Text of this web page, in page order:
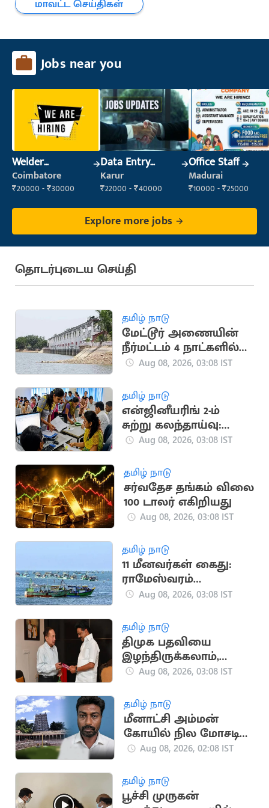
மாவட்ட செய்திகள்
Jobs near you
Welder
(Fabrication)
Coimbatore
₹20000 - ₹30000
Data Entry
Operator
Karur
₹22000 - ₹40000
Office Staff
Madurai
₹10000 - ₹25000
Explore more jobs
தொடர்புடைய செய்தி
தமிழ் நாடு
மேட்டூர் அணையின்
நீர்மட்டம் 4 நாட்களில்
4½ அடி உயர்வு
Aug 08, 2026, 03:08 IST
தமிழ் நாடு
என்ஜினீயரிங் 2-ம்
சுற்று கலந்தாய்வு:
79,403 மாணவர்களுக்கு
Aug 08, 2026, 03:08 IST
தமிழ் நாடு
சர்வதேச தங்கம் விலை
100 டாலர் எகிறியது
Aug 08, 2026, 03:08 IST
தமிழ் நாடு
11 மீனவர்கள் கைது:
ராமேஸ்வரம்
மீனவர்கள் இன்று
வேலைநிறுத்தம்
Aug 08, 2026, 03:08 IST
தமிழ் நாடு
திமுக பதவியை
இழந்திருக்கலாம்,
பலத்தை அல்ல! -
Aug 08, 2026, 03:08 IST
தமிழ் நாடு
மீனாட்சி அம்மன்
கோயில் நில மோசடி
வழக்கில் ஒருவர் கைது
Aug 08, 2026, 02:08 IST
தமிழ் நாடு
பூச்சி முருகன்